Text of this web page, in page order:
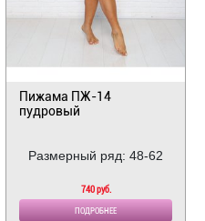
Пижама ПЖ-14
пудровый
Размерный ряд: 48-62
740 руб.
ПОДРОБНЕЕ